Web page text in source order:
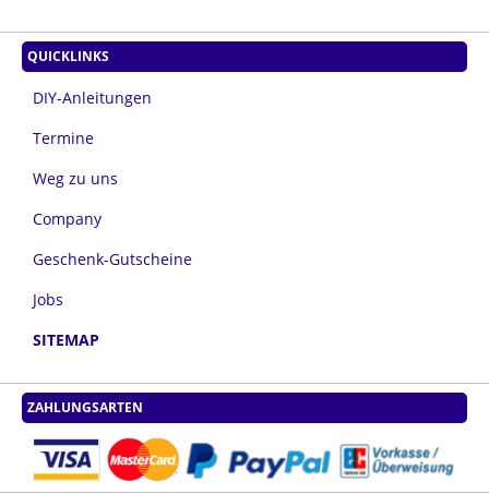
QUICKLINKS
DIY-Anleitungen
Termine
Weg zu uns
Company
Geschenk-Gutscheine
Jobs
SITEMAP
ZAHLUNGSARTEN